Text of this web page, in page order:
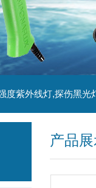
度紫外线灯,探伤黑光
产品